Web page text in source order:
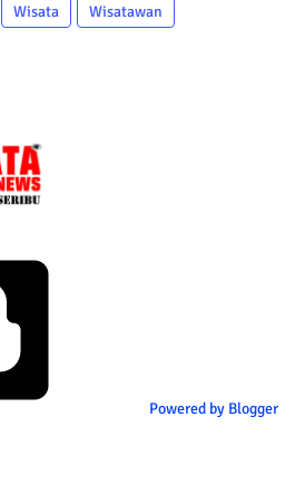
Wisata
Wisatawan
Powered by Blogger